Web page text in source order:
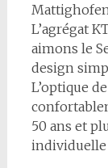
L’agrégat
aimons le
design
L’optique
50 ans et
individuelle